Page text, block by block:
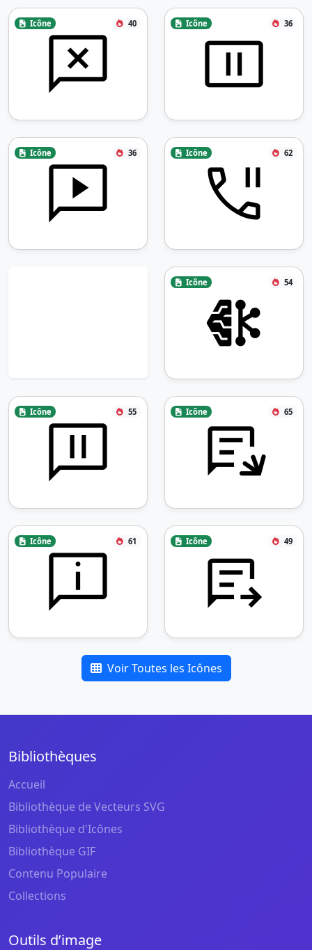
Icône 40 Icône 36
Icône 36 Icône 62
Icône 54
Icône 55 Icône 65
Icône 61 Icône 49
Voir Toutes les Icônes
Bibliothèques
Accueil
Bibliothèque de Vecteurs SVG
Bibliothèque d'Icônes
Bibliothèque GIF
Contenu Populaire
Collections
Outils d’image